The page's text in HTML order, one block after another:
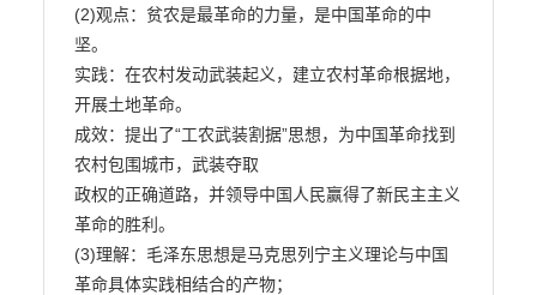
(2)观点：贫农是最革命的力量，是中国革命的中
坚。
实践：在农村发动武装起义，建立农村革命根据地，
开展土地革命。
成效：提出了“工农武装割据”思想，为中国革命找到
农村包围城市，武装夺取
政权的正确道路，并领导中国人民赢得了新民主主义
革命的胜利。
(3)理解：毛泽东思想是马克思列宁主义理论与中国
革命具体实践相结合的产物；